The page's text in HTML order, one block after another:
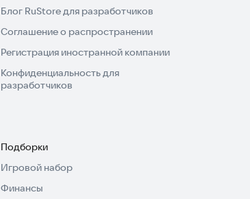
Блог RuStore для разработчиков
Соглашение о распространении
Регистрация иностранной компании
Конфиденциальность для
разработчиков
Подборки
Игровой набор
Финансы